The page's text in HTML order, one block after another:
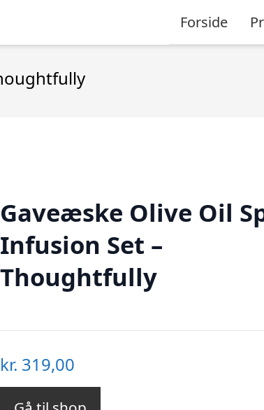
Forside
Gaveæske Olive Oil
Infusion Set –
Thoughtfully
kr. 319,00